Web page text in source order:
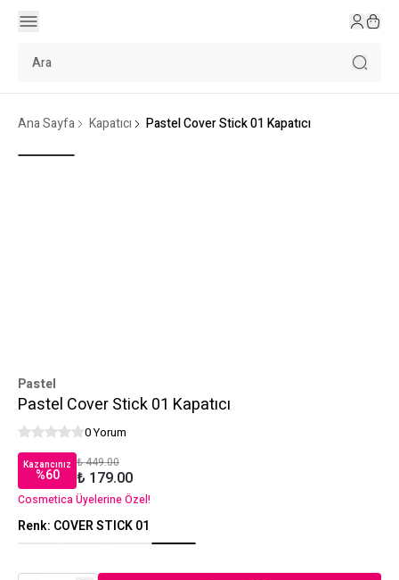
Ana Sayfa Kapatıcı Pastel Cover Stick 01 Kapatıcı
Pastel
Pastel Cover Stick 01 Kapatıcı
0 Yorum
Kazancınız
%60
₺ 449.00
₺ 179.00
Cosmetica Üyelerine Özel!
Renk: COVER STICK 01